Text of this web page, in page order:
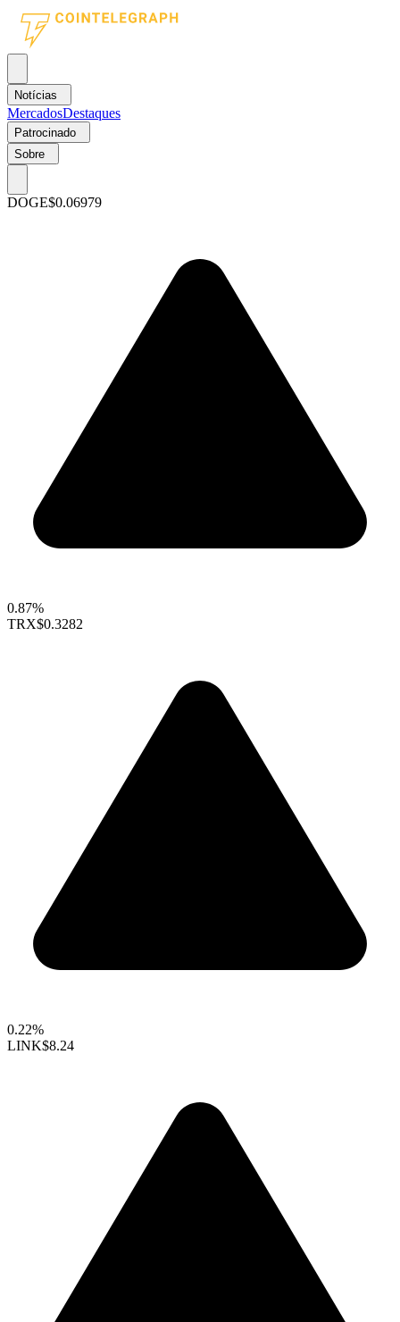
Notícias
MercadosDestaques
Patrocinado
Sobre
DOGE$0.06979
0.87%
TRX$0.3282
0.22%
LINK$8.24